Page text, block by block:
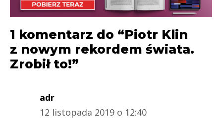
1 komentarz do “Piotr Klin
z nowym rekordem świata.
Zrobił to!”
adr
12 listopada 2019 o 12:40